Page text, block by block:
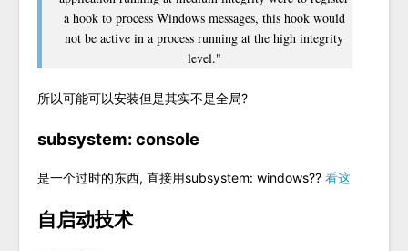
a hook to process Windows messages, this hook would
not be active in a process running at the high integrity
level."
所以可能可以安装但是其实不是全局?
subsystem: console
是一个过时的东西, 直接用subsystem: windows?? 看这
自启动技术